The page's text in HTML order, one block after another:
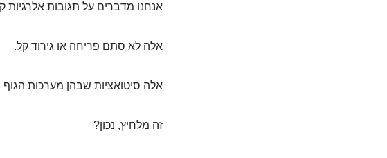
אנחנו מדברים על תגובות אלרגיות
אלה לא סתם פריחה או גירוד קל.
אלה סיטואציות שבהן מערכות
זה מלחיץ, נכון?